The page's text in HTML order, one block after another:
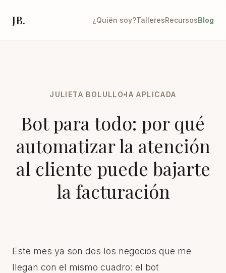
JB. ¿Quién soy?TalleresRecursosBlog
JULIETA BOLULLO IA APLICADA
Bot para todo: por qué
automatizar la atención
al cliente puede bajarte
la facturación
Este mes ya son dos los negocios que me
llegan con el mismo cuadro: el bot